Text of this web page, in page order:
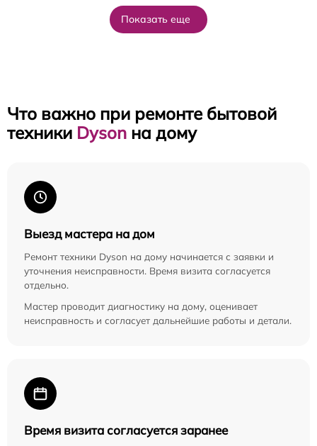
Показать еще
Что важно при ремонте бытовой
техники Dyson на дому
Выезд мастера на дом
Ремонт техники Dyson на дому начинается с заявки и
уточнения неисправности. Время визита согласуется
отдельно.
Мастер проводит диагностику на дому, оценивает
неисправность и согласует дальнейшие работы и детали.
Время визита согласуется заранее